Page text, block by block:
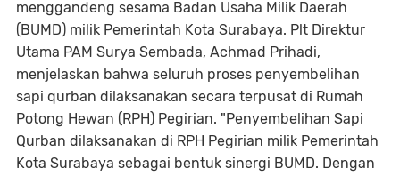
menggandeng sesama Badan Usaha Milik Daerah
(BUMD) milik Pemerintah Kota Surabaya. Plt Direktur
Utama PAM Surya Sembada, Achmad Prihadi,
menjelaskan bahwa seluruh proses penyembelihan
sapi qurban dilaksanakan secara terpusat di Rumah
Potong Hewan (RPH) Pegirian. "Penyembelihan Sapi
Qurban dilaksanakan di RPH Pegirian milik Pemerintah
Kota Surabaya sebagai bentuk sinergi BUMD. Dengan